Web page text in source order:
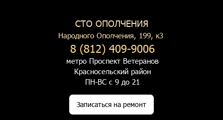
СТО ОПОЛЧЕНИЯ
Народного Ополчения, 199, к3
8 (812) 409-9006
метро Проспект Ветеранов
Красносельский район
ПН-ВС с 9 до 21
Записаться на ремонт